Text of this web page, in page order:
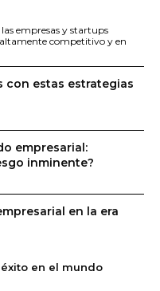
empresas y startups
competitivo y en
con estas estrategias
empresarial:
inminente?
en la era
en el mundo